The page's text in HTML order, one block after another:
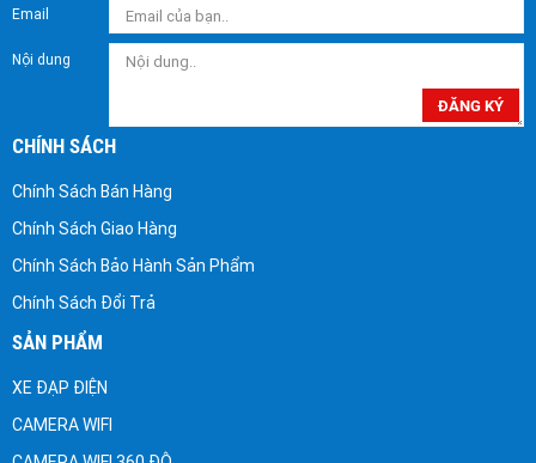
Email
Nội dung
ĐĂNG KÝ
CHÍNH SÁCH
Chính Sách Bán Hàng
Chính Sách Giao Hàng
Chính Sách Bảo Hành Sản Phẩm
Chính Sách Đổi Trả
SẢN PHẨM
XE ĐẠP ĐIỆN
CAMERA WIFI